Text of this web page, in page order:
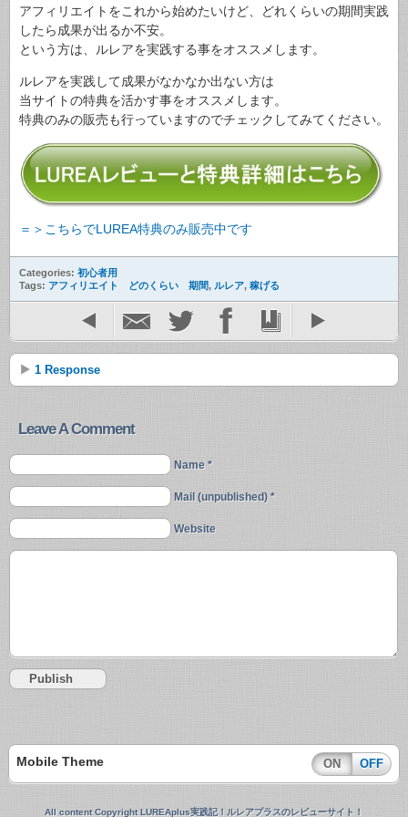
アフィリエイトをこれから始めたいけど、どれくらいの期間実践
したら成果が出るか不安。
という方は、ルレアを実践する事をオススメします。
ルレアを実践して成果がなかなか出ない方は
当サイトの特典を活かす事をオススメします。
特典のみの販売も行っていますのでチェックしてみてください。
＝＞こちらでLUREA特典のみ販売中です
Categories: 初心者用
Tags: アフィリエイト どのくらい 期間, ルレア, 稼げる
1 Response
Leave A Comment
Name *
Mail (unpublished) *
Website
Mobile Theme ON OFF
All content Copyright LUREAplus実践記！ルレアプラスのレビューサイト！